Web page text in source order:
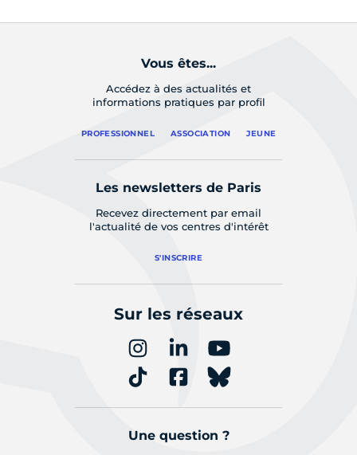
Vous êtes...
Accédez à des actualités et
informations pratiques par profil
PROFESSIONNEL ASSOCIATION JEUNE
Les newsletters de Paris
Recevez directement par email
l'actualité de vos centres d'intérêt
S'INSCRIRE
Sur les réseaux
Une question ?